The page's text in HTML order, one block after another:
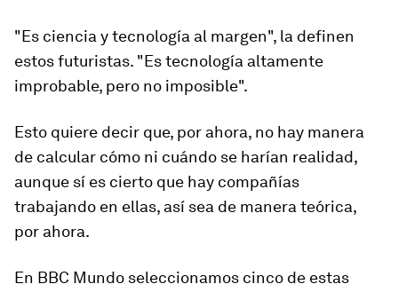
"Es ciencia y tecnología al margen", la definen
estos futuristas. "Es tecnología altamente
improbable, pero no imposible".
Esto quiere decir que, por ahora, no hay manera
de calcular cómo ni cuándo se harían realidad,
aunque sí es cierto que hay compañías
trabajando en ellas, así sea de manera teórica,
por ahora.
En BBC Mundo seleccionamos cinco de estas